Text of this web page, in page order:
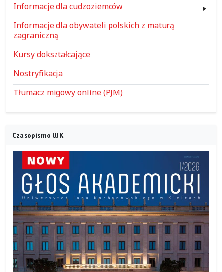
Informacje dla cudzoziemców
Informacje dla obywateli polskich z maturą
zagraniczną
Kursy dokształcające
Nostryfikacja
Tłumacz migowy online (PJM)
Czasopismo UJK